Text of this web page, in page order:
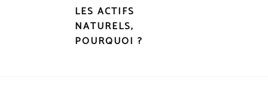
LES ACTIFS
NATURELS,
POURQUOI ?